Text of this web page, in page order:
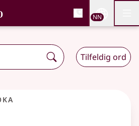
, Bokmålsordboka og
NN
Tilfeldig ord